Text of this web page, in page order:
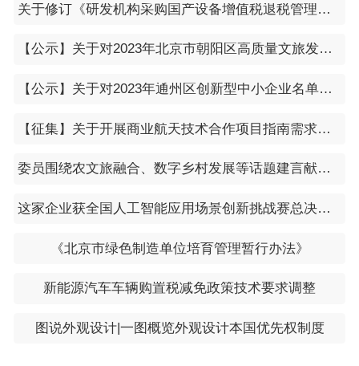
关于修订《研发机构采购国产设备增值税退税管理办法》的公告（国家税务总局公告2023年第20号）
【公示】关于对2023年北京市朝阳区高质量文旅发展扶持资金拟支持项目（下半年）的公示
【公示】关于对2023年通州区创新型中小企业名单（第十二批）进行公示的通知
【征集】关于开展商业航天技术合作项目指南需求征集的通知
委员围绕农文旅融合、数字乡村发展等话题建言献策 人才科技“双翼”助力乡村振兴
​这家企业获全国人工智能应用场景创新挑战赛总决赛一等奖
《北京市绿色制造单位培育管理暂行办法》
新能源汽车车辆购置税减免政策技术要求调整
图说外观设计|一图概览外观设计本国优先权制度